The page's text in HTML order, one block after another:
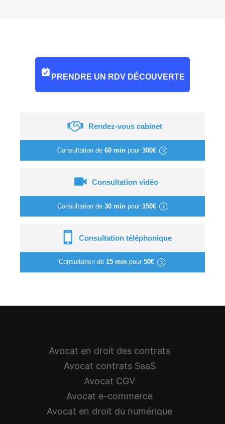
PRENDRE UN RDV DÉCOUVERTE
Rendez-vous cabinet
Consultation de 60 minpour 300€
Consultation vidéo
Consultation de 30 minpour 150€
Consultation téléphonique
Consultation de 15 min pour 50€
Avocat en droit des contrats
Avocat contrats SaaS
Avocat CGV
Avocat e-commerce
Avocat en droit du numérique